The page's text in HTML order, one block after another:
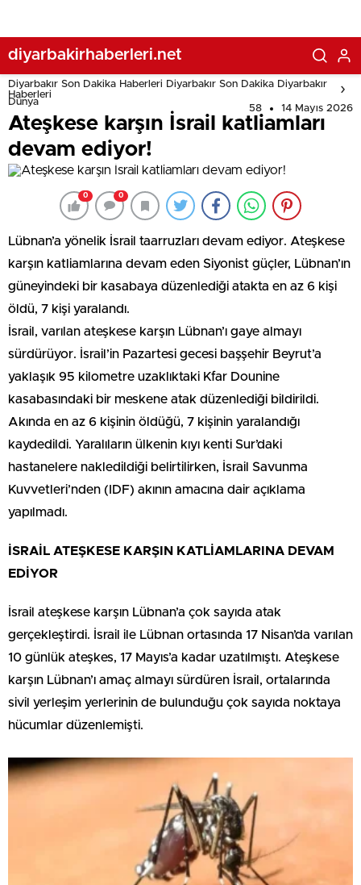
diyarbakirhaberleri.net
Diyarbakır Son Dakika Haberleri Diyarbakır Son Dakika Diyarbakır
Haberleri
Dünya
58 14 Mayıs 2026
Ateşkese karşın İsrail katliamları
devam ediyor!
0 0
Lübnan’a yönelik İsrail taarruzları devam ediyor. Ateşkese
karşın katliamlarına devam eden Siyonist güçler, Lübnan’ın
güneyindeki bir kasabaya düzenlediği atakta en az 6 kişi
öldü, 7 kişi yaralandı.
İsrail, varılan ateşkese karşın Lübnan’ı gaye almayı
sürdürüyor. İsrail’in Pazartesi gecesi başşehir Beyrut’a
yaklaşık 95 kilometre uzaklıktaki Kfar Dounine
kasabasındaki bir meskene atak düzenlediği bildirildi.
Akında en az 6 kişinin öldüğü, 7 kişinin yaralandığı
kaydedildi. Yaralıların ülkenin kıyı kenti Sur’daki
hastanelere nakledildiği belirtilirken, İsrail Savunma
Kuvvetleri’nden (IDF) akının amacına dair açıklama
yapılmadı.
İSRAİL ATEŞKESE KARŞIN KATLİAMLARINA DEVAM
EDİYOR
İsrail ateşkese karşın Lübnan’a çok sayıda atak
gerçekleştirdi. İsrail ile Lübnan ortasında 17 Nisan’da varılan
10 günlük ateşkes, 17 Mayıs’a kadar uzatılmıştı. Ateşkese
karşın Lübnan’ı amaç almayı sürdüren İsrail, ortalarında
sivil yerleşim yerlerinin de bulunduğu çok sayıda noktaya
hücumlar düzenlemişti.